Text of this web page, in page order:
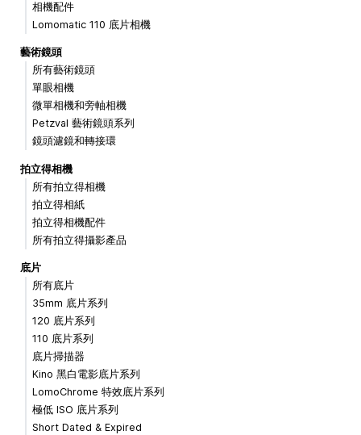
相機配件
Lomomatic 110 底片相機
藝術鏡頭
所有藝術鏡頭
單眼相機
微單相機和旁軸相機
Petzval 藝術鏡頭系列
鏡頭濾鏡和轉接環
拍立得相機
所有拍立得相機
拍立得相紙
拍立得相機配件
所有拍立得攝影產品
底片
所有底片
35mm 底片系列
120 底片系列
110 底片系列
底片掃描器
Kino 黑白電影底片系列
LomoChrome 特效底片系列
極低 ISO 底片系列
Short Dated & Expired